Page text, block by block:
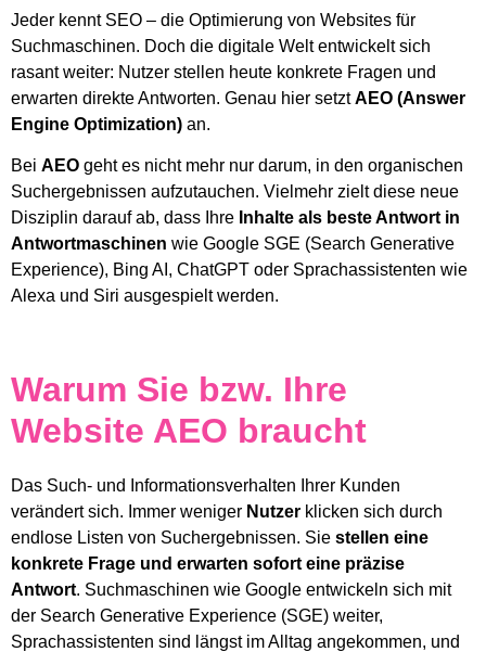
Jeder kennt SEO – die Optimierung von Websites für
Suchmaschinen. Doch die digitale Welt entwickelt sich
rasant weiter: Nutzer stellen heute konkrete Fragen und
erwarten direkte Antworten. Genau hier setztAEO (Answer
Engine Optimization) an.
Bei AEO geht es nicht mehr nur darum, in den organischen
Suchergebnissen aufzutauchen. Vielmehr zielt diese neue
Disziplin darauf ab, dass Ihre Inhalte als beste Antwort in
Antwortmaschinen wie Google SGE (Search Generative
Experience), Bing AI, ChatGPT oder Sprachassistenten wie
Alexa und Siri ausgespielt werden.
Warum Sie bzw. Ihre
Website AEO braucht
Das Such- und Informationsverhalten Ihrer Kunden
verändert sich. Immer weniger Nutzer klicken sich durch
endlose Listen von Suchergebnissen. Sie stellen eine
konkrete Frage und erwarten sofort eine präzise
Antwort. Suchmaschinen wie Google entwickeln sich mit
der Search Generative Experience (SGE) weiter,
Sprachassistenten sind längst im Alltag angekommen, und